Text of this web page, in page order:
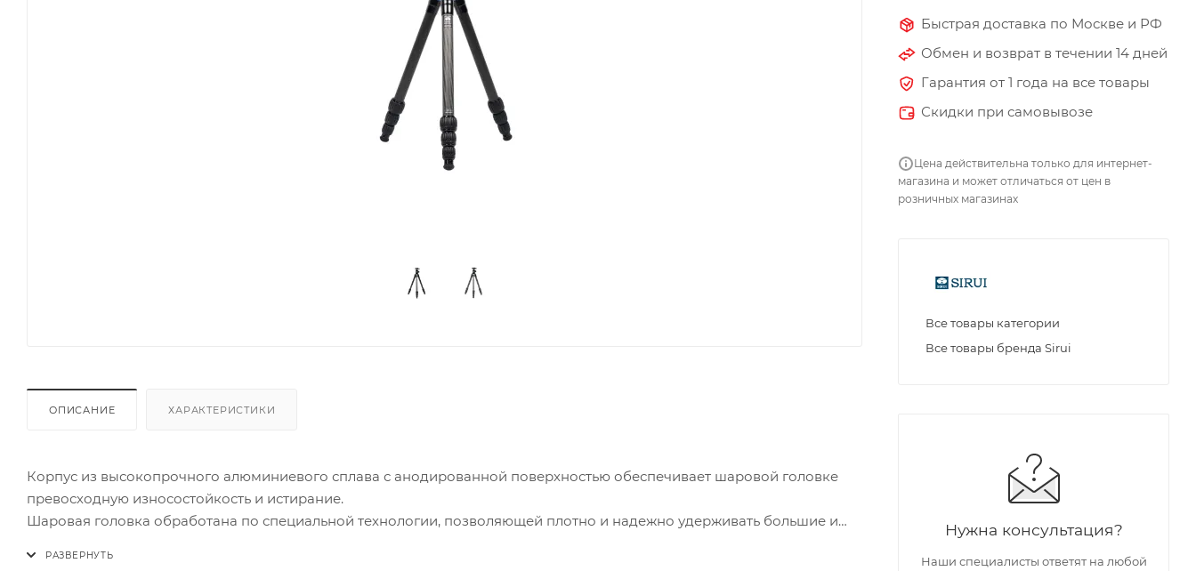
ОПИСАНИЕ ХАРАКТЕРИСТИКИ
Корпус из высокопрочного алюминиевого сплава с анодированной поверхностью обеспечивает шаровой головке
превосходную износостойкость и истирание.
Шаровая головка обработана по специальной технологии, позволяющей плотно и надежно удерживать большие и
Быстрая доставка по Москве и РФ
Обмен и возврат в течении 14 дней
Гарантия от 1 года на все товары
Скидки при самовывозе
Цена действительна только для интернет-
магазина и может отличаться от цен в
розничных магазинах
Все товары категории
Все товары бренда Sirui
Нужна консультация?
Наши специалисты ответят на любой